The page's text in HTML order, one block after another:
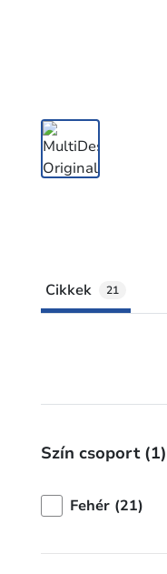
Cikkek 21
Szín csoport (1)
Fehér (21)